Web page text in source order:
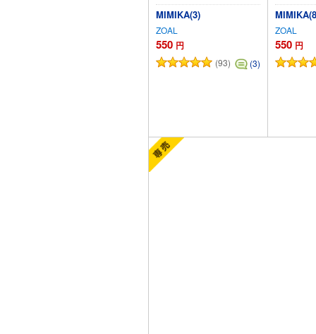
MIMIKA(3)
ZOAL
550 円
(93) (3)
ZOAL
550 円